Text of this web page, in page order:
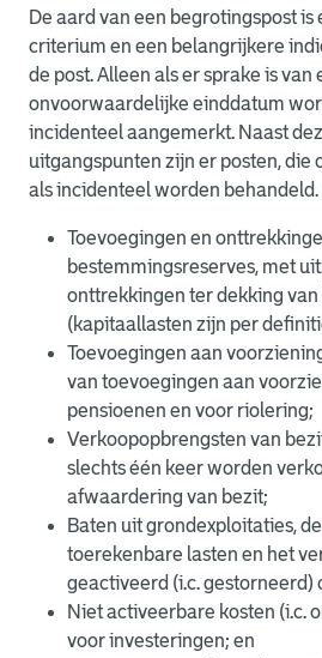
De aard van een begrotingspost is
criterium en een belangrijkere
de post. Alleen als er sprake is van
onvoorwaardelijke einddatum
incidenteel aangemerkt. Naast
uitgangspunten zijn er posten, die
als incidenteel worden
Toevoegingen en
bestemmingsreserves, met
onttrekkingen ter dekking
(kapitaallasten zijn per
Toevoegingen aan
van toevoegingen aan
pensioenen en voor riolering;
Verkoopopbrengsten van
slechts één keer worden
afwaardering van bezit;
Baten uit grondexploitaties,
toerekenbare lasten en het
geactiveerd (i.c. gestorneerd)
Niet activeerbare kosten (i.c.
voor investeringen; en